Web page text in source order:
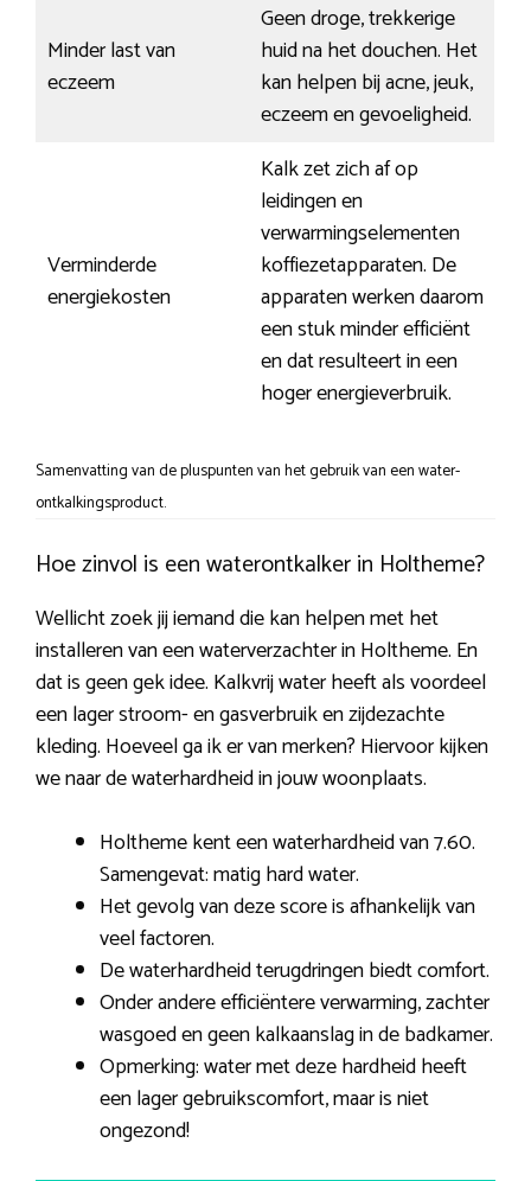
Minder last van
eczeem
Geen droge, trekkerige
huid na het douchen. Het
kan helpen bij acne, jeuk,
eczeem en gevoeligheid.
Verminderde
energiekosten
Kalk zet zich af op
leidingen en
verwarmingselementen
koffiezetapparaten. De
apparaten werken daarom
een stuk minder efficiënt
en dat resulteert in een
hoger energieverbruik.
Samenvatting van de pluspunten van het gebruik van een water-
ontkalkingsproduct.
Hoe zinvol is een waterontkalker in Holtheme?
Wellicht zoek jij iemand die kan helpen met het
installeren van een waterverzachter in Holtheme. En
dat is geen gek idee. Kalkvrij water heeft als voordeel
een lager stroom- en gasverbruik en zijdezachte
kleding. Hoeveel ga ik er van merken? Hiervoor kijken
we naar de waterhardheid in jouw woonplaats.
Holtheme kent een waterhardheid van 7.60.
Samengevat: matig hard water.
Het gevolg van deze score is afhankelijk van
veel factoren.
De waterhardheid terugdringen biedt comfort.
Onder andere efficiëntere verwarming, zachter
wasgoed en geen kalkaanslag in de badkamer.
Opmerking: water met deze hardheid heeft
een lager gebruikscomfort, maar is niet
ongezond!